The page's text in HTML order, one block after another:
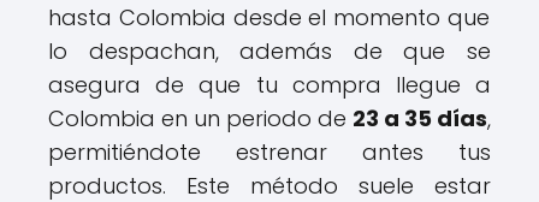
hasta Colombia desde el momento que
lo despachan, además de que se
asegura de que tu compra llegue a
Colombia en un periodo de 23 a 35 días,
permitiéndote estrenar antes tus
productos. Este método suele estar